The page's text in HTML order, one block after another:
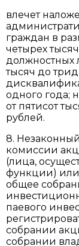
влечет
граждан в
четырех
должностных
тысяч до
одного года;
от пятисот
рублей.
8.
комиссии
(лица,
функции)
общее
паевого
собрании
собрании